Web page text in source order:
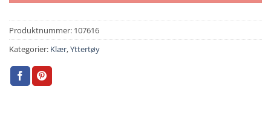
Produktnummer: 107616
Kategorier: Klær,Yttertøy